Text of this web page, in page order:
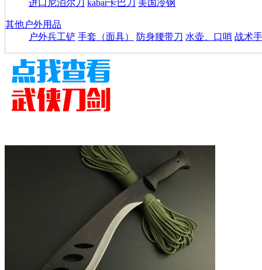
进口尼泊尔刀 kabar卡巴刀 美国冷钢
其他户外用品
户外兵工铲 手套（面具） 防身腰带刀 水壶、口哨 战术